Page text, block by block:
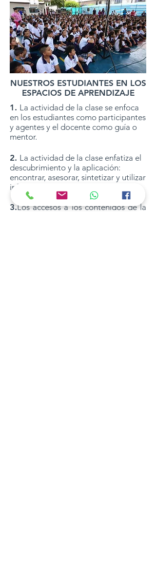
NUESTROS ESTUDIANTES EN LOS
ESPACIOS DE APRENDIZAJE
1. La actividad de la clase se enfoca
en los estudiantes como participantes
y agentes y el docente como guía o
mentor.
2. La actividad de la clase enfatiza el
descubrimiento y la aplicación:
encontrar, asesorar, sintetizar y utilizar
información.
3.Los accesos a los contenidos de la